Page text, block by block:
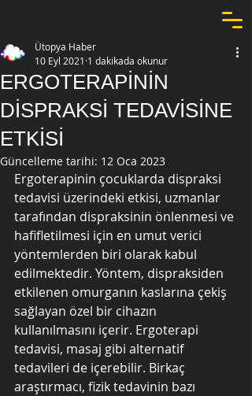
ERGOTERAPİNİN
DİSPRAKSİ TEDAVİSİNE
ETKİSİ
Ütopya Haber
10 Eyl 2021 1 dakikada okunur
Güncelleme tarihi: 12 Oca 2023
Ergoterapinin çocuklarda dispraksi
tedavisi üzerindeki etkisi, uzmanlar
tarafından dispraksinin önlenmesi ve
hafifletilmesi için en umut verici
yöntemlerden biri olarak kabul
edilmektedir. Yöntem, dispraksiden
etkilenen omurganın kaslarına çekiş
sağlayan özel bir cihazın
kullanılmasını içerir. Ergoterapi
tedavisi, masaj gibi alternatif
tedavileri de içerebilir. Birkaç
araştırmacı, fizik tedavinin bazı